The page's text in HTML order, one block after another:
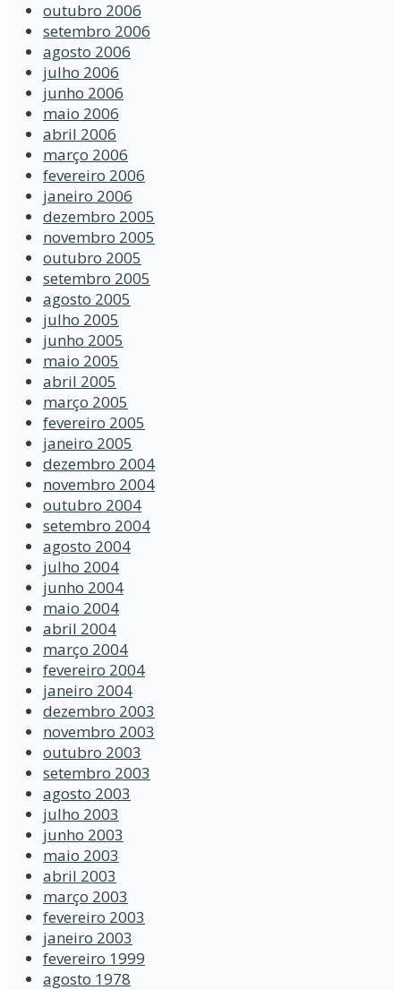
outubro 2006
setembro 2006
agosto 2006
julho 2006
junho 2006
maio 2006
abril 2006
março 2006
fevereiro 2006
janeiro 2006
dezembro 2005
novembro 2005
outubro 2005
setembro 2005
agosto 2005
julho 2005
junho 2005
maio 2005
abril 2005
março 2005
fevereiro 2005
janeiro 2005
dezembro 2004
novembro 2004
outubro 2004
setembro 2004
agosto 2004
julho 2004
junho 2004
maio 2004
abril 2004
março 2004
fevereiro 2004
janeiro 2004
dezembro 2003
novembro 2003
outubro 2003
setembro 2003
agosto 2003
julho 2003
junho 2003
maio 2003
abril 2003
março 2003
fevereiro 2003
janeiro 2003
fevereiro 1999
agosto 1978